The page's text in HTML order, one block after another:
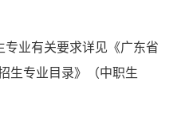
专业有关要求详见《广东省
生专业目录》（中职生